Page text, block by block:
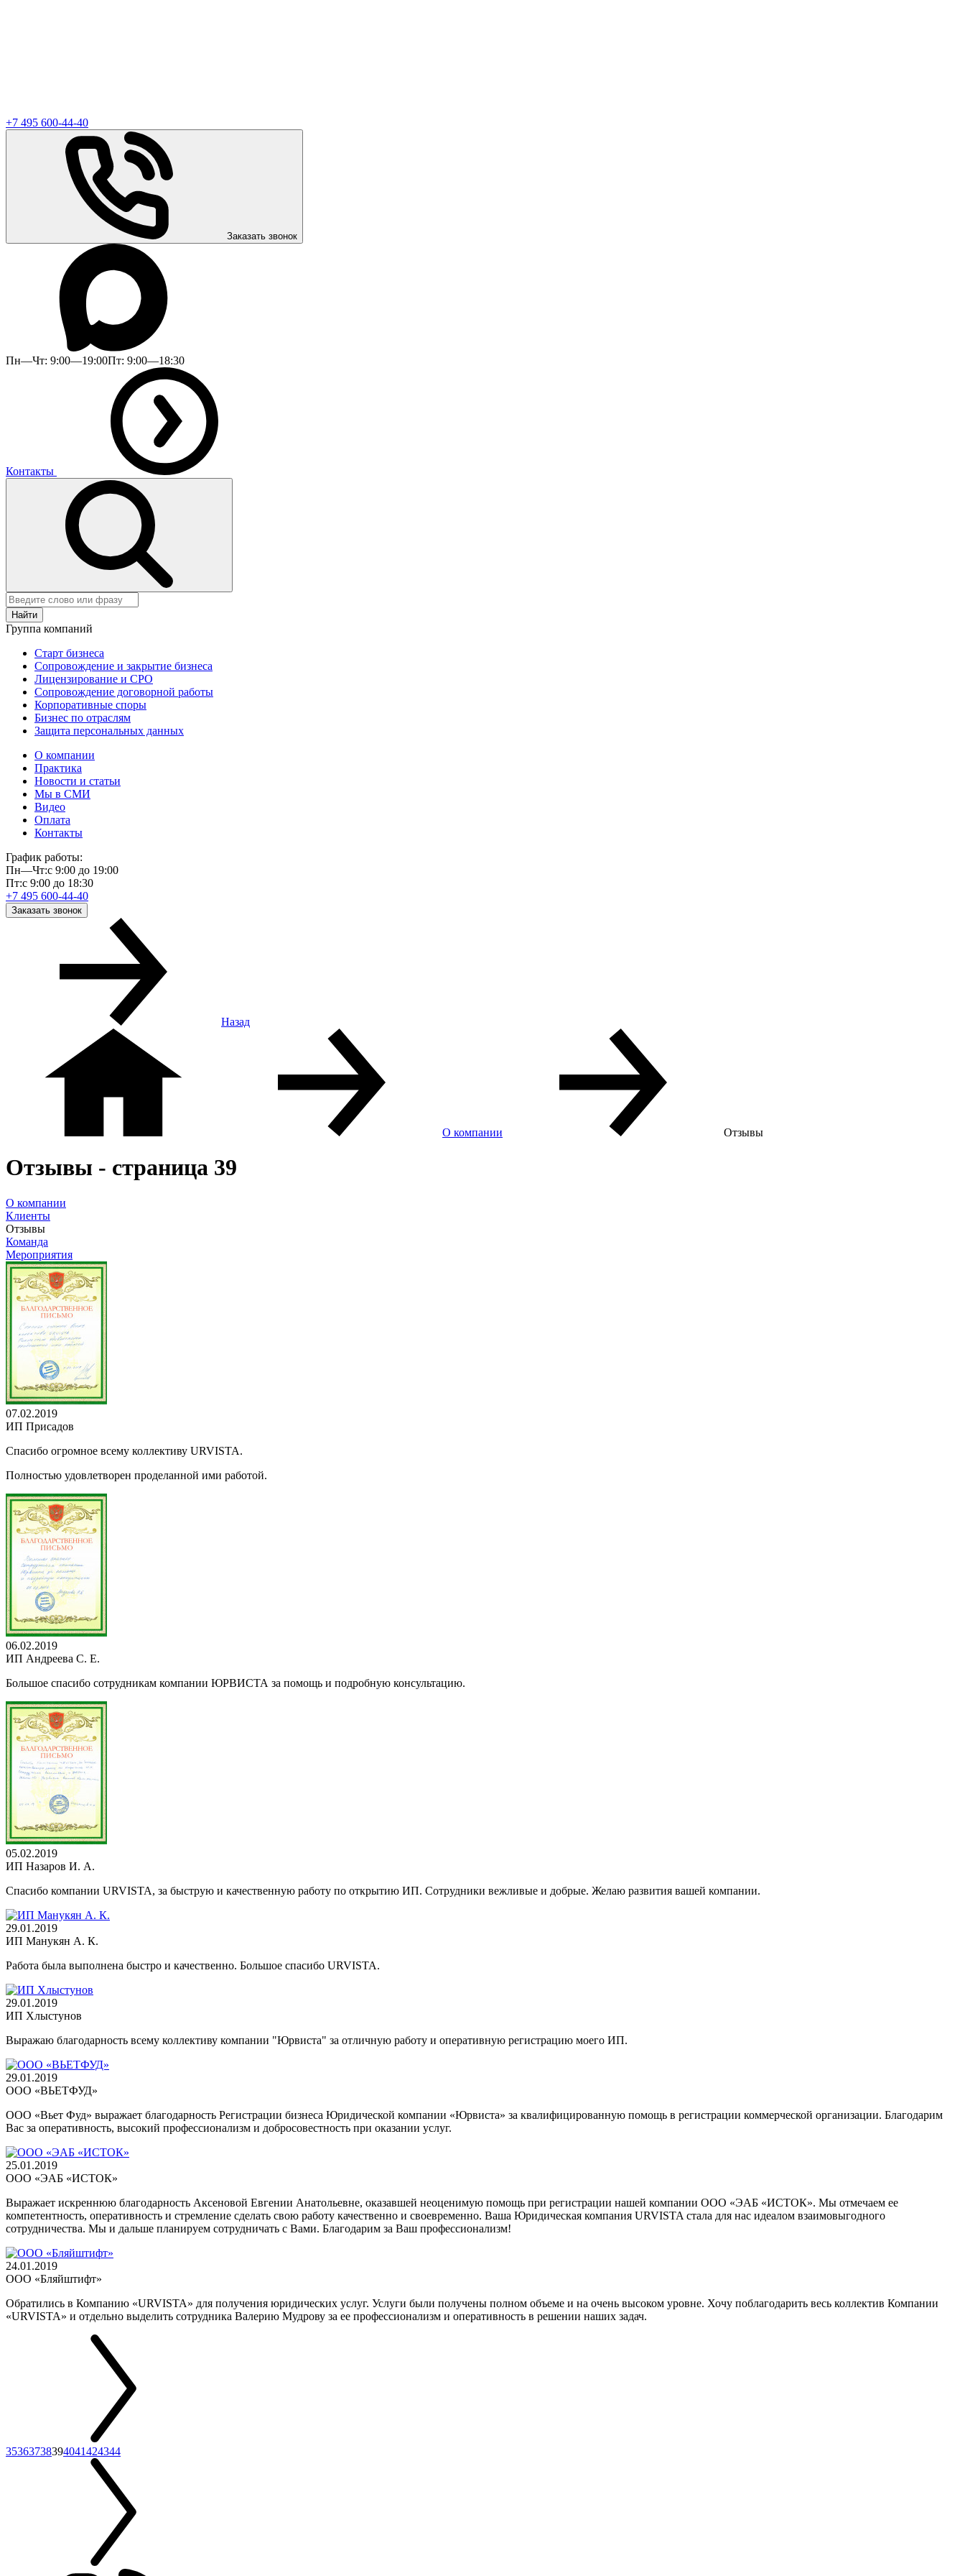
+7 495 600-44-40
Заказать звонок
Пн—Чт: 9:00—19:00Пт: 9:00—18:30
Контакты
Найти
Группа компаний
Старт бизнеса
Сопровождение и закрытие бизнеса
Лицензирование и СРО
Сопровождение договорной работы
Корпоративные споры
Бизнес по отраслям
Защита персональных данных
О компании
Практика
Новости и статьи
Мы в СМИ
Видео
Оплата
Контакты
График работы:
Пн—Чт:с 9:00 до 19:00
Пт:с 9:00 до 18:30
+7 495 600-44-40
Заказать звонок
Назад
О компании Отзывы
Отзывы - страница 39
О компании
Клиенты
Отзывы
Команда
Мероприятия
07.02.2019
ИП Присадов
Спасибо огромное всему коллективу URVISTA.
Полностью удовлетворен проделанной ими работой.
06.02.2019
ИП Андреева С. Е.
Большое спасибо сотрудникам компании ЮРВИСТА за помощь и подробную консультацию.
05.02.2019
ИП Назаров И. А.
Спасибо компании URVISTA, за быструю и качественную работу по открытию ИП. Сотрудники вежливые и добрые. Желаю развития вашей компании.
29.01.2019
ИП Манукян А. К.
Работа была выполнена быстро и качественно. Большое спасибо URVISTA.
29.01.2019
ИП Хлыстунов
Выражаю благодарность всему коллективу компании "Юрвиста" за отличную работу и оперативную регистрацию моего ИП.
29.01.2019
ООО «ВЬЕТФУД»
ООО «Вьет Фуд» выражает благодарность Регистрации бизнеса Юридической компании «Юрвиста» за квалифицированную помощь в регистрации коммерческой организации. Благодарим
Вас за оперативность, высокий профессионализм и добросовестность при оказании услуг.
25.01.2019
ООО «ЭАБ «ИСТОК»
Выражает искреннюю благодарность Аксеновой Евгении Анатольевне, оказавшей неоценимую помощь при регистрации нашей компании ООО «ЭАБ «ИСТОК». Мы отмечаем ее
компетентность, оперативность и стремление сделать свою работу качественно и своевременно. Ваша Юридическая компания URVISTA стала для нас идеалом взаимовыгодного
сотрудничества. Мы и дальше планируем сотрудничать с Вами. Благодарим за Ваш профессионализм!
24.01.2019
ООО «Бляйштифт»
Обратились в Компанию «URVISTA» для получения юридических услуг. Услуги были получены полном объеме и на очень высоком уровне. Хочу поблагодарить весь коллектив Компании
«URVISTA» и отдельно выделить сотрудника Валерию Мудрову за ее профессионализм и оперативность в решении наших задач.
35363738394041424344